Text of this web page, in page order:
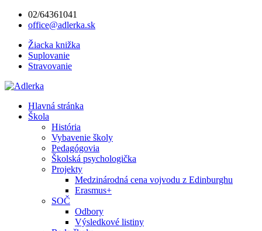
02/64361041
office@adlerka.sk
Žiacka knižka
Suplovanie
Stravovanie
Hlavná stránka
Škola
História
Vybavenie školy
Pedagógovia
Školská psychologička
Projekty
Medzinárodná cena vojvodu z Edinburghu
Erasmus+
SOČ
Odbory
Výsledkové listiny